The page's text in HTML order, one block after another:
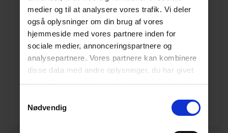
medier og til at analysere vores trafik. Vi deler
også oplysninger om din brug af vores
hjemmeside med vores partnere inden for
sociale medier, annonceringspartnere og
analysepartnere. Vores partnere kan kombinere
disse data med andre oplysninger, du har givet
dem, eller som de har indsamlet fra din brug af
Nødvendig
Varenummer 10143126
Vægt 11.06
Enhed M
Længde (m) 12
Dimension